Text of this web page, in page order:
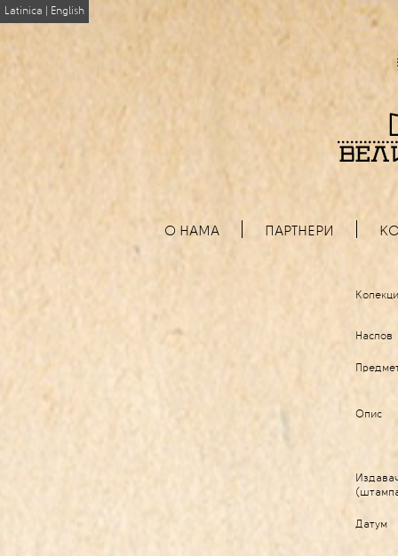
Latinica English
О НАМА ПАРТНЕРИ
Наслов
Опис
Датум